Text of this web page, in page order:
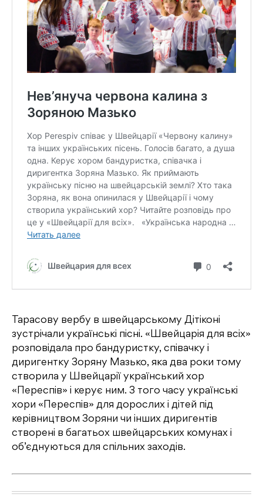
Тарасову вербу в швейцарському Дітіконі
зустрічали українські пісні. «Швейцарія для всіх»
розповідала про бандуристку, співачку і
диригентку Зоряну Мазько, яка два роки тому
створила у Швейцарії український хор
«Переспів» і керує ним. З того часу українські
хори «Переспів» для дорослих і дітей під
керівництвом Зоряни чи інших диригентів
створені в багатьох швейцарських комунах і
об’єднуються для спільних заходів.